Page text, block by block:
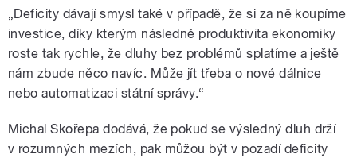
„Deficity dávají smysl také v případě, že si za ně koupíme
investice, díky kterým následně produktivita ekonomiky
roste tak rychle, že dluhy bez problémů splatíme a ještě
nám zbude něco navíc. Může jít třeba o nové dálnice
nebo automatizaci státní správy.“
Michal Skořepa dodává, že pokud se výsledný dluh drží
v rozumných mezích, pak můžou být v pozadí deficity